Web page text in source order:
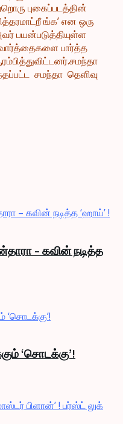
புகைப்படத்தின்
ங்க’ என ஒரு
பயன்படுத்தியுள்ள
பார்த்த
சமந்தா தெளிவு
– கவின் நடித்த
‘சொடக்கு’!